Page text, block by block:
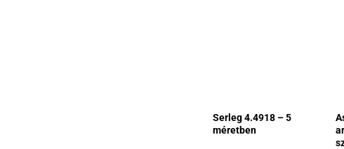
Serleg 4.4918 – 5
méretben